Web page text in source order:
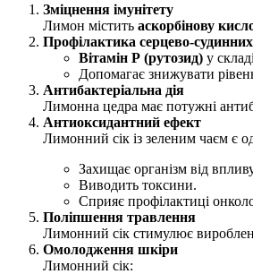
Зміцнення імунітету
Лимон містить аскорбінову
Профілактика серцево-
Вітамін Р (рутозид) у
Допомагає знижувати
Антибактеріальна дія
Лимонна цедра має потужні
Антиоксидантний ефект
Лимонний сік із зеленим чаєм є
Захищає організм від
Виводить токсини.
Сприяє профілактиці
Поліпшення травлення
Лимонний сік стимулює
Омолодження шкіри
Лимонний сік: